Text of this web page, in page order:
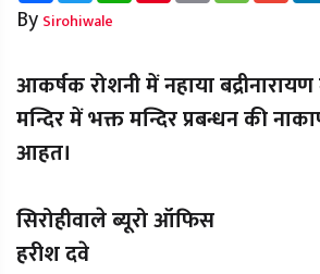
By Sirohiwale
आकर्षक रोशनी में नहाया
मन्दिर में भक्त मन्दिर प्रबन्धन की
आहत।
सिरोहीवाले ब्यूरो ऑफिस
हरीश दवे